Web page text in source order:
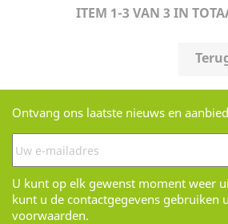
ITEM 1-3 VAN 3 IN
Ontvang ons laatste nieuws en
U kunt op elk gewenst moment weer
kunt u de contactgegevens gebruiken
voorwaarden.